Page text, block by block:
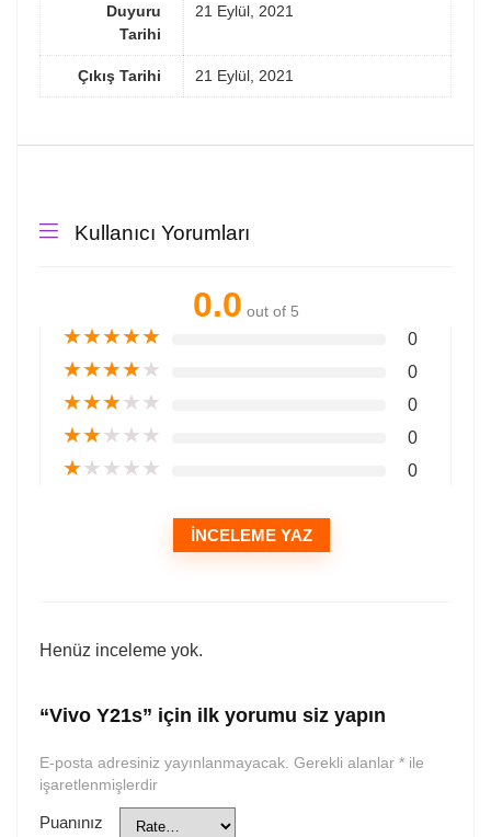
Duyuru
Tarihi
21 Eylül, 2021
Çıkış Tarihi 21 Eylül, 2021
Kullanıcı Yorumları
0.0 out of 5
★★★★★ 0
★★★★★ 0
★★★★★ 0
★★★★★ 0
★★★★★ 0
İNCELEME YAZ
Henüz inceleme yok.
“Vivo Y21s” için ilk yorumu siz yapın
E-posta adresiniz yayınlanmayacak. Gerekli alanlar * ile
işaretlenmişlerdir
Puanınız